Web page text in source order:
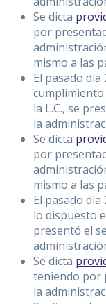
Se dicta
por
mismo a las
El pasado día
cumplimiento
la L.C., se
la
Se dicta
por
mismo a las
El pasado
lo dispuesto
presentó el
Se dicta
teniendo por
la